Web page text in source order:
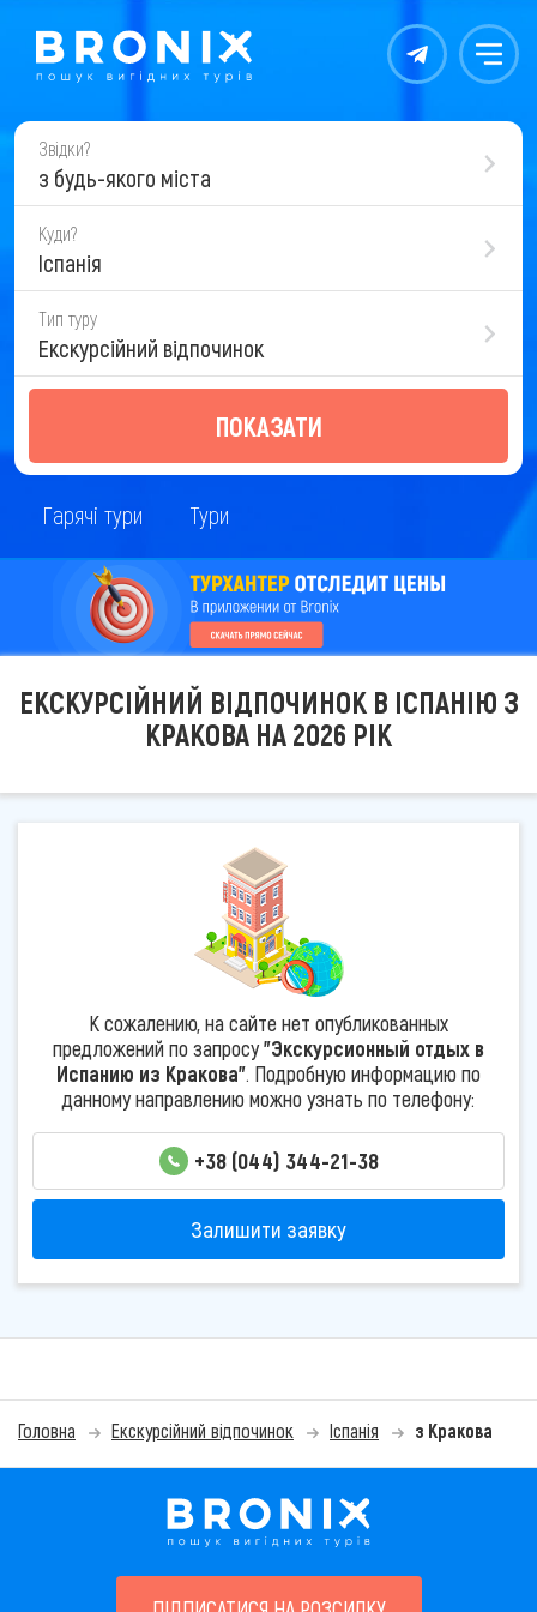
Контакты Меню
Звідки?
з будь-якого міста
Куди?
Іспанія
Тип туру
Екскурсійний відпочинок
ПОКАЗАТИ
Гарячі тури Тури
ЕКСКУРСІЙНИЙ ВІДПОЧИНОК В ІСПАНІЮ З
КРАКОВА НА 2026 РІК
К сожалению, на сайте нет опубликованных
предложений по запросу"Экскурсионный отдых в
Испанию из Кракова". Подробную информацию по
данному направлению можно узнать по телефону:
+38 (044) 344-21-38
Залишити заявку
Головна Екскурсійний відпочинок Іспанія з Кракова